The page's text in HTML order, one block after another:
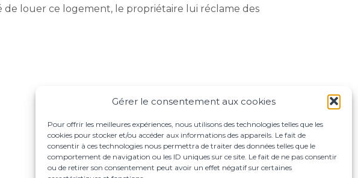
Gérer le consentement aux cookies
Pour offrir les meilleures expériences, nous utilisons des technologies telles que les
cookies pour stocker et/ou accéder aux informations des appareils. Le fait de
consentir à ces technologies nous permettra de traiter des données telles que le
comportement de navigation ou les ID uniques sur ce site. Le fait de ne pas consentir
ou de retirer son consentement peut avoir un effet négatif sur certaines
de louer ce logement, le propriétaire lui réclame des